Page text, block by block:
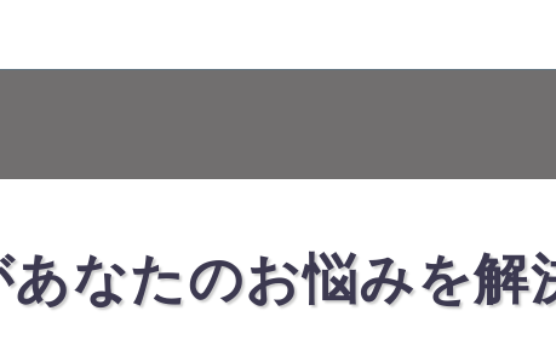
なたのお悩みを解